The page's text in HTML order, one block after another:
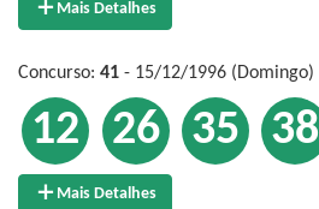
Mais Detalhes
Concurso: 41 - 15/12/1996 (Domingo)
12 26 35 38
Mais Detalhes